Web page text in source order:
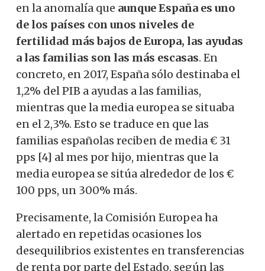
en la anomalía que aunque España es uno
de los países con unos niveles de
fertilidad más bajos de Europa, las ayudas
a las familias son las más escasas. En
concreto, en 2017, España sólo destinaba el
1,2% del PIB a ayudas a las familias,
mientras que la media europea se situaba
en el 2,3%. Esto se traduce en que las
familias españolas reciben de media € 31
pps [4] al mes por hijo, mientras que la
media europea se sitúa alrededor de los €
100 pps, un 300% más.
Precisamente, la Comisión Europea ha
alertado en repetidas ocasiones los
desequilibrios existentes en transferencias
de renta por parte del Estado, según las